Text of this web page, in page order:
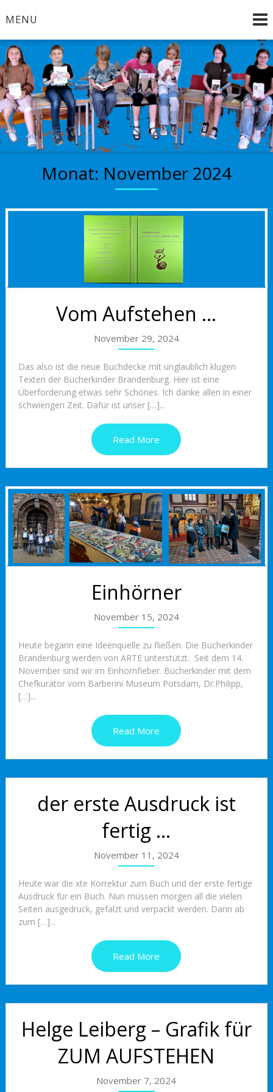
toMENU
Bücherkinder
Brandenburg an der Havel
Monat: November 2024
Vom Aufstehen …
November 29, 2024
Das also ist die neue Buchdecke mit unglaublich klugen
Texten der Bücherkinder Brandenburg. Hier ist eine
Überforderung etwas sehr Schönes. Ich danke allen in einer
schwierigen Zeit. Dafür ist unser […]...
Read More
Einhörner
November 15, 2024
Heute begann eine Ideenquelle zu fließen. Die Bücherkinder
Brandenburg werden von ARTE unterstützt. Seit dem 14.
November sind wir im Einhornfieber. Bücherkinder mit dem
Chefkurator vom Barberini Museum Potsdam, Dr.Philipp,
[…]...
Read More
der erste Ausdruck ist
fertig …
November 11, 2024
Heute war die xte Korrektur zum Buch und der erste fertige
Ausdruck für ein Buch. Nun müssen morgen all die vielen
Seiten ausgedruck, gefalzt und verpackt werden. Dann ab
zum […]...
Read More
Helge Leiberg – Grafik für
ZUM AUFSTEHEN
November 7, 2024